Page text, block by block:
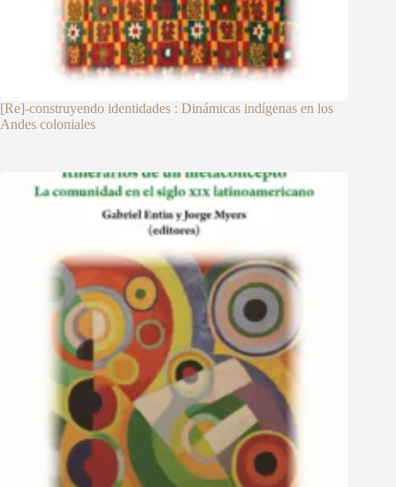
[Re]-construyendo identidades : Dinámicas indígenas en los
Andes coloniales